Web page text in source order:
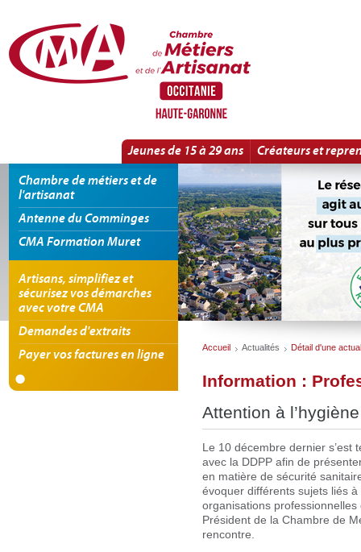
Information : Professionnels de l'alimentaire | Détail d'une actualité
Jeunes de 15 à 29 ans Créateurs et
Chambre de métiers et de
l'artisanat
Antenne du Comminges
CMA Formation Muret
Artisans, simplifiez et
sécurisez vos démarches
avec votre CMA
Demandes d'extraits
Payer vos factures en ligne
Accueil Actualités Détail d'une
Information :
Attention à l’hygiène
Le 10 décembre dernier s’est
avec la DDPP afin de
en matière de sécurité
évoquer différents sujets liés
organisations
Président de la Chambre de
rencontre.